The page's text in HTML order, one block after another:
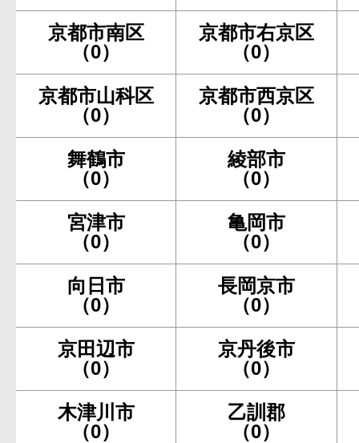
京都市南区
（0）
京都市右京区
（0）
京都市山科区
（0）
京都市西京区
（0）
舞鶴市
（0）
綾部市
（0）
宮津市
（0）
亀岡市
（0）
向日市
（0）
長岡京市
（0）
京田辺市
（0）
京丹後市
（0）
木津川市
（0）
乙訓郡
（0）